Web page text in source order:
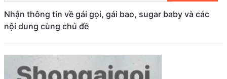
Nhận thông tin về gái gọi, gái bao, sugar baby và các
nội dung cùng chủ đề